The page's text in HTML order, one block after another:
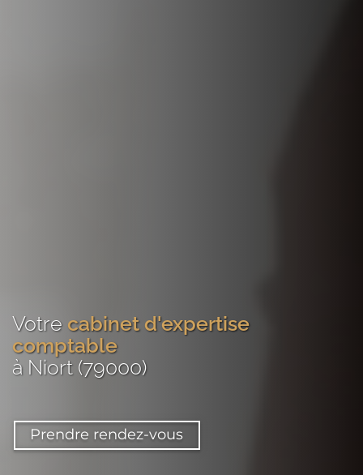
Votre cabinet d'expertise
comptable
à Niort (79000)
Prendre rendez-vous